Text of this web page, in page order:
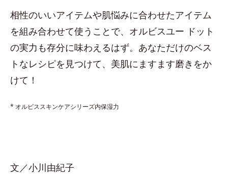
相性のいいアイテムや肌悩みに合わせたアイテム
を組み合わせて使うことで、オルビスユー ドット
の実力も存分に味わえるはず。あなただけのベス
トなレシピを見つけて、美肌にますます磨きをか
けて！
* オルビススキンケアシリーズ内保湿力
文／小川由紀子